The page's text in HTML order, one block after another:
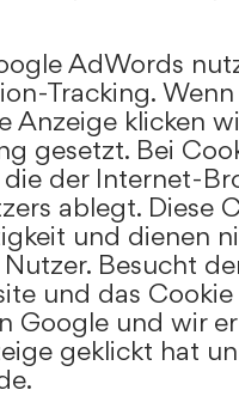
AdWords
Tracking.
Anzeige klicken
gesetzt. Bei
die der Internet-
ablegt. Diese
und dienen
Besucht
und das
Google und wir
geklickt hat